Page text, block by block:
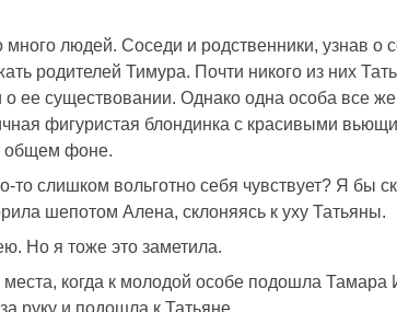
людей. Соседи и родственники, узнав о
родителей Тимура. Почти никого из них
о ее существовании. Однако одна особа все
фигуристая блондинка с красивыми
общем фоне.
то слишком вольготно себя чувствует? Я бы
шепотом Алена, склоняясь к уху Татьяны.
Но я тоже это заметила.
места, когда к молодой особе подошла
руку и подошла к Татьяне.